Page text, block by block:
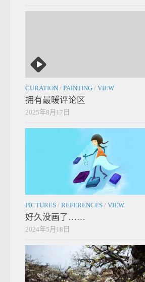
CURATION / PAINTING / VIEW
拥有最暖评论区
2025年8月17日
PICTURES / REFERENCES / VIEW
好久没画了……
2024年5月18日